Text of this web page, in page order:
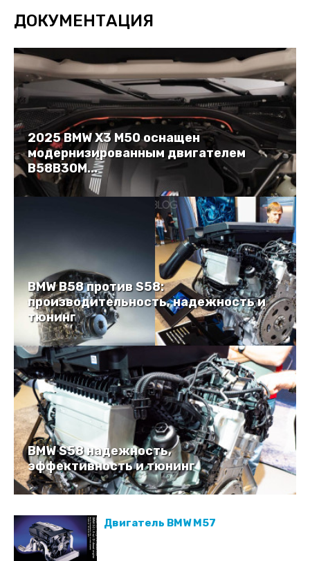
ДОКУМЕНТАЦИЯ
2025 BMW X3 M50 оснащен
модернизированным двигателем
B58B30M...
BMW B58 против S58:
производительность, надежность и
тюнинг
BMW S58 надежность,
эффективность и тюнинг
Двигатель BMW M57